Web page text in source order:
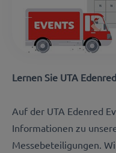
Lernen Sie UTA
Auf der UTA Edenred
Informationen zu
Messebeteiligungen.